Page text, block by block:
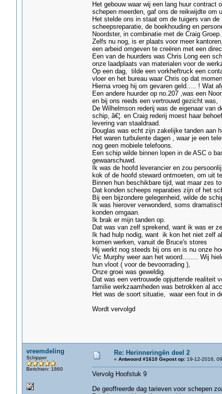
Het gebouw waar wij een lang huur contract
schepen meerden, gaf ons de reikwijdte om
Het stelde ons in staat om de tuigers van
scheepsreparatie, de boekhouding en
Noordster, in combinatie met de Craig Groep.
Zelfs nu nog, is er plaats voor meer
een arbeid omgeven te creëren met een
Een van de huurders was Chris Long een
onze laadplaats van materialen voor de
Op een dag, tilde een vorkheftruck een
vloer en het bureau waar Chris op dat
Hierna vroeg hij om gevaren geld..... ! Wat
Een andere huurder op no.207 ,was een
en bij ons reeds een vertrouwd gezicht was,
De Wilhelmson rederij was de eigenaar van
schip, â€¦. en Craig rederij moest haar
levering van staaldraad.
Douglas was echt zijn zakelijke tanden aan
Het waren turbulente dagen , waar je een
nog geen mobiele telefoons.
Een schip wilde binnen lopen in de ASC o
gewaarschuwd.
Ik was de hoofd leverancier en zou
kok of de hoofd steward ontmoeten, om uit
Binnen hun beschikbare tijd, wat maar zes
Dat konden scheeps reparaties zijn of het
Bij een bijzondere gelegenheid, wilde de
Ik was hierover verwonderd, soms
konden omgaan.
Ik brak er mijn tanden op.
Dat was van zelf sprekend, want ik was er
Ik had hulp nodig, want ik kon het niet zelf
komen werken, vanuit de Bruce's stores
Hij werkt nog steeds bij ons en is nu onze
Vic Murphy weer aan het woord........ Wij
hun vloot ( voor de bevoorrading ),
Onze groei was geweldig.
Dat was een vertrouwde opjuttende realiteit
familie werkzaamheden was betrokken al
Het was de soort situatie, waar een fout in
Wordt vervolgd
vreemdeling
Schipper
Berichten: 1860
Re: Herinneringën deel 2
« Antwoord #1610 Gepost op:19-12-2016,
Vervolg Hoofstuk 9
De geoffreerde dag tarieven voor schepen